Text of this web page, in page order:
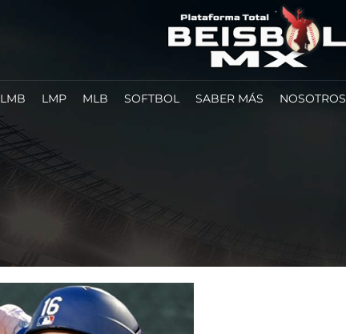
LMB LMP MLB SOFTBOL SABER MÁS NOSOTROS